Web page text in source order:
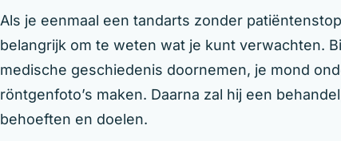
Als je eenmaal een tandarts zonder
belangrijk om te weten wat je kunt verwachten.
medische geschiedenis doornemen, je mond
röntgenfoto’s maken. Daarna zal hij een
behoeften en doelen.